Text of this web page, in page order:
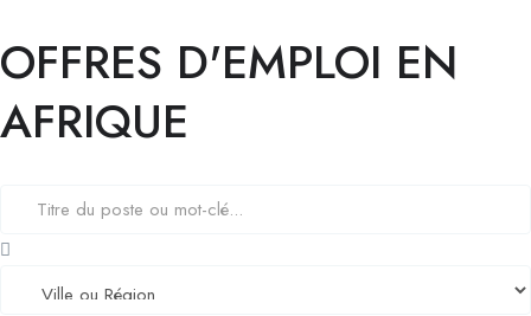
OFFRES D'EMPLOI EN
AFRIQUE